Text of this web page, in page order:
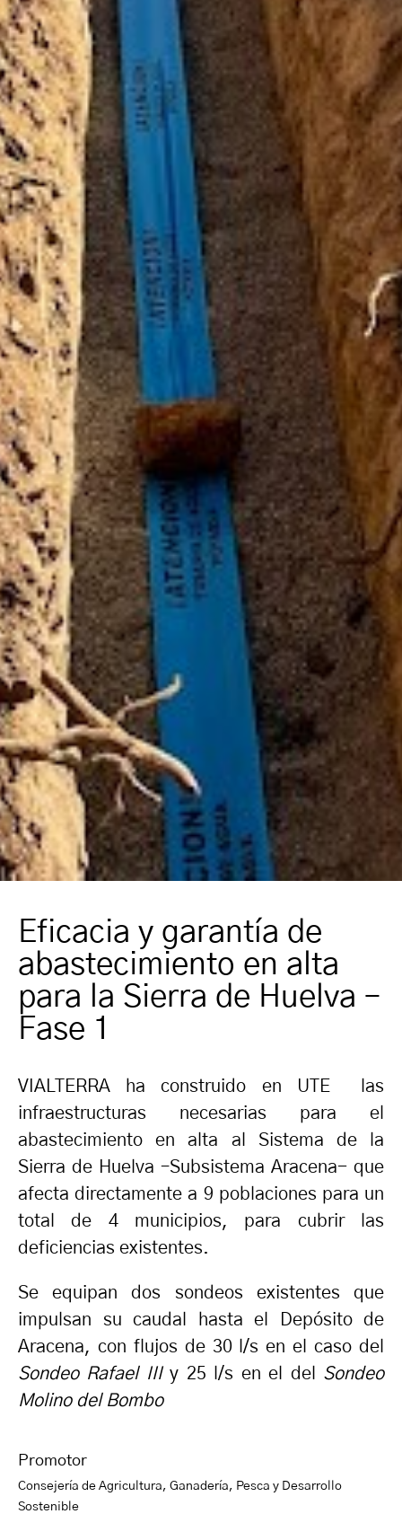
Promotor
Consejería de Agricultura, Ganadería, Pesca y Desarrollo
Sostenible
Eficacia y garantía de
abastecimiento en alta
para la Sierra de Huelva –
Fase 1
VIALTERRA ha construido en UTE las
infraestructuras necesarias para el
abastecimiento en alta al Sistema de la
Sierra de Huelva –Subsistema Aracena- que
afecta directamente a 9 poblaciones para un
total de 4 municipios, para cubrir las
deficiencias existentes.
Se equipan dos sondeos existentes que
impulsan su caudal hasta el Depósito de
Aracena, con flujos de 30 l/s en el caso del
Sondeo Rafael IIIy 25 l/s en el del Sondeo
Molino del Bombo